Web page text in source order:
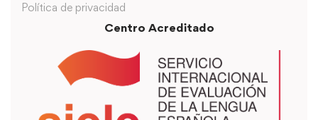
Política de privacidad
Centro Acreditado